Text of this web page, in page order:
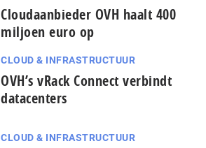
Cloudaanbieder OVH haalt 400
miljoen euro op
CLOUD & INFRASTRUCTUUR
OVH’s vRack Connect verbindt
datacenters
CLOUD & INFRASTRUCTUUR